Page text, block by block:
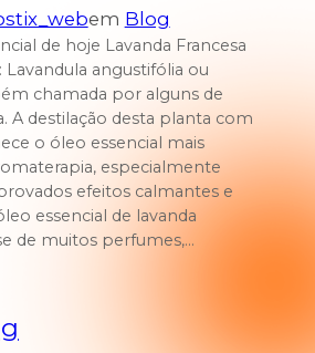
em Blog
de hoje Lavanda Francesa
angustifólia ou
chamada por alguns de
A destilação desta planta com
o óleo essencial mais
especialmente
efeitos calmantes e
essencial de lavanda
de muitos perfumes,…